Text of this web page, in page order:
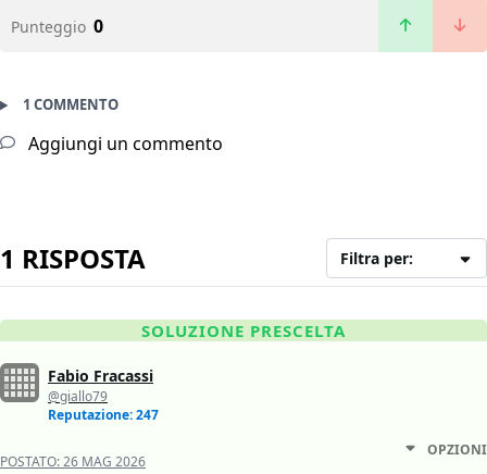
Punteggio 0
1 COMMENTO
Aggiungi un commento
1 RISPOSTA Filtra per:
SOLUZIONE PRESCELTA
Fabio Fracassi
@giallo79
Reputazione: 247
POSTATO:26 MAG 2026
OPZIONI